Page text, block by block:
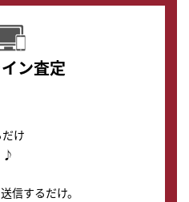
ン査定
け
♪
信するだけ。